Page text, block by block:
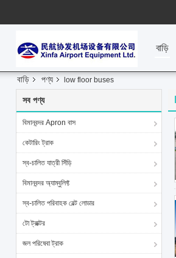
বাড়ি
বাড়ি পণ্য low floor buses
সব পণ্য
বিমানবন্দর Apron বাস
কেটারিং ট্রাক
স্ব-চালিত যাত্রী সিঁড়ি
বিমানবন্দর অ্যাম্বুলিফ্ট
স্ব-চালিত পরিবাহক বেল্ট লোডার
টো ট্রাক্টর
জল পরিষেবা ট্রাক